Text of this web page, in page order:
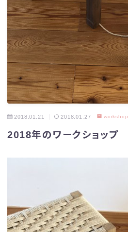
2018.01.21 2018.01.27 workshop
2018年のワークショップ